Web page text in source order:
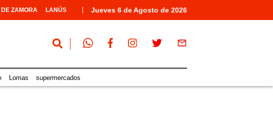
DE ZAMORA LANÚS Jueves 6 deAgosto de 2026
Lomas supermercados